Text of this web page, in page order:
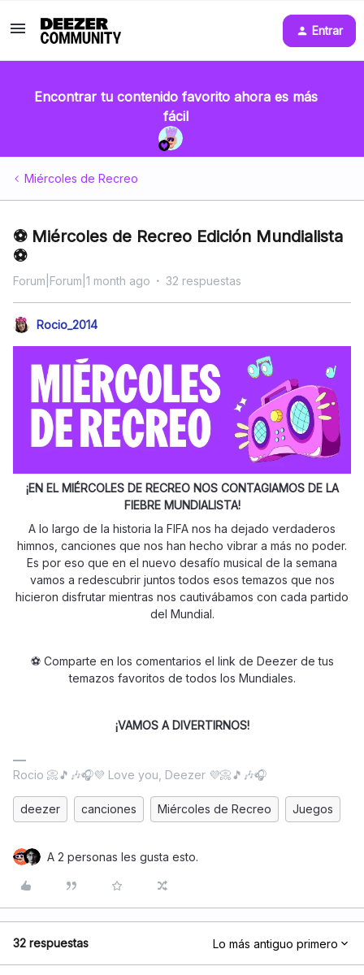
Entrar
Encontrar tu contenido favorito ahora es más
fácil
Miércoles de Recreo
⚽️ Miércoles de Recreo Edición Mundialista
⚽️
Forum|Forum|1 month ago 32 respuestas
Rocio_2014
¡EN EL MIÉRCOLES DE RECREO NOS CONTAGIAMOS DE LA
FIEBRE MUNDIALISTA!
A lo largo de la historia la FIFA nos ha dejado verdaderos
himnos, canciones que nos han hecho vibrar a más no poder.
Es por eso que en el nuevo desafío musical de la semana
vamos a redescubrir juntos todos esos temazos que nos
hicieron disfrutar mientras nos cautivábamos con cada partido
del Mundial.
⚽️ Comparte en los comentarios el link de Deezer de tus
temazos favoritos de todos los Mundiales.
¡VAMOS A DIVERTIRNOS!
Rocio 📀🎵🎶🎧💜 Love you, Deezer 💜📀🎵🎶🎧
deezer canciones Miércoles de Recreo Juegos
A 2 personas les gusta esto.
32 respuestas Lo más antiguo primero